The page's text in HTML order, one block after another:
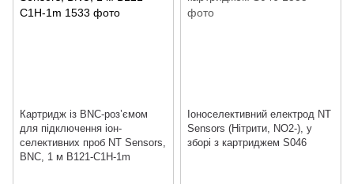
Картридж із BNC-роз’ємом
для підключення іон-
селективних проб NT Sensors,
BNC, 1 м B121-C1H-1m
Іоноселективний електрод NT
Sensors (Нітрити, NO2-), у
зборі з картриджем S046